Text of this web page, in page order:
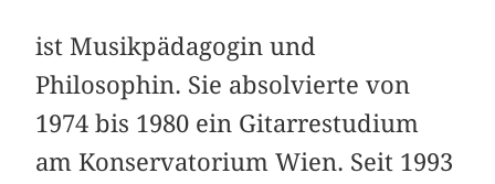
ist Musikpädagogin und
Philosophin. Sie absolvierte von
1974 bis 1980 ein Gitarrestudium
am Konservatorium Wien. Seit 1993